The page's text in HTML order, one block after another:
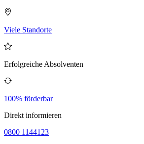
Viele Standorte
Erfolgreiche Absolventen
100% förderbar
Direkt informieren
0800 1144123